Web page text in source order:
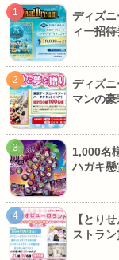
ディズ
ィー招
ディズ
マンの
1,000名
ハガキ懸
【とり
ストラ